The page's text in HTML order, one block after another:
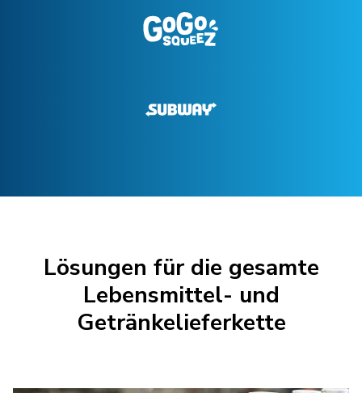
Lösungen für die gesamte
Lebensmittel- und
Getränkelieferkette